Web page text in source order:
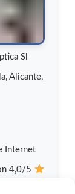
Sl
Alicante,
Internet
4,0/5